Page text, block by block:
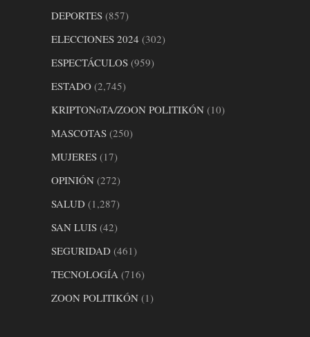
DEPORTES (857)
ELECCIONES 2024 (302)
ESPECTÁCULOS (959)
ESTADO (2,745)
KRIPTONoTA/ZOON POLITIKÓN (10)
MASCOTAS (250)
MUJERES (17)
OPINIÓN (272)
SALUD (1,287)
SAN LUIS (42)
SEGURIDAD (461)
TECNOLOGÍA (716)
ZOON POLITIKÓN (1)